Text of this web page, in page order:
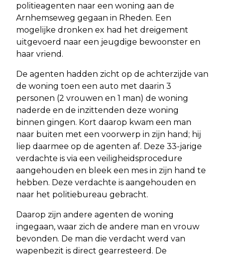
politieagenten naar een woning aan de
Arnhemseweg gegaan in Rheden. Een
mogelijke dronken ex had het dreigement
uitgevoerd naar een jeugdige bewoonster en
haar vriend.
De agenten hadden zicht op de achterzijde van
de woning toen een auto met daarin 3
personen (2 vrouwen en 1 man) de woning
naderde en de inzittenden deze woning
binnen gingen. Kort daarop kwam een man
naar buiten met een voorwerp in zijn hand; hij
liep daarmee op de agenten af. Deze 33-jarige
verdachte is via een veiligheidsprocedure
aangehouden en bleek een mes in zijn hand te
hebben. Deze verdachte is aangehouden en
naar het politiebureau gebracht.
Daarop zijn andere agenten de woning
ingegaan, waar zich de andere man en vrouw
bevonden. De man die verdacht werd van
wapenbezit is direct gearresteerd. De